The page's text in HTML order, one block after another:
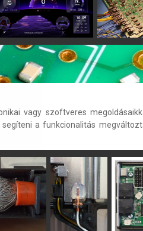
vagy szoftveres
a funkcionalitás